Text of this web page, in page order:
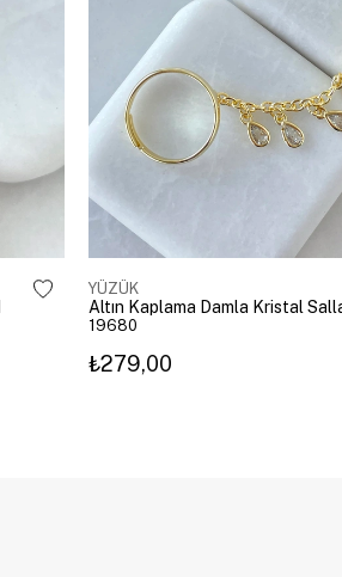
YÜZÜK
19680
₺279,00